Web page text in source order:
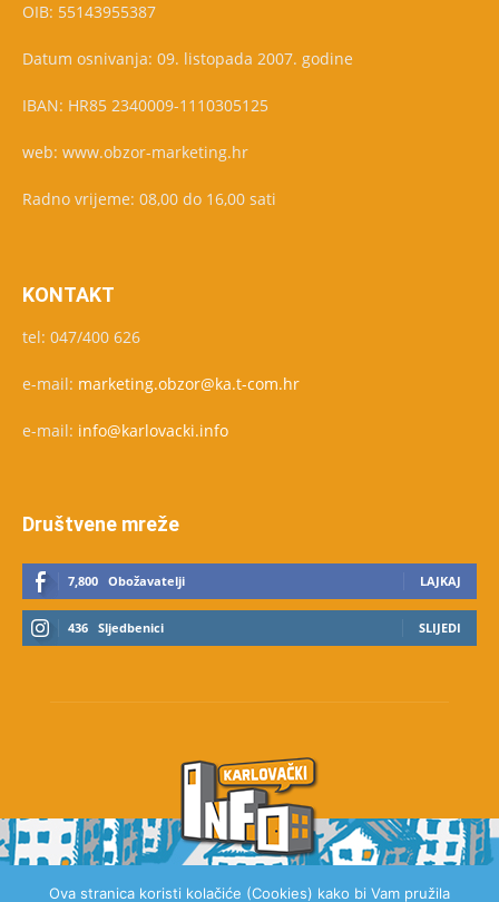
OIB: 55143955387
Datum osnivanja: 09. listopada 2007. godine
IBAN: HR85 2340009-1110305125
web: www.obzor-marketing.hr
Radno vrijeme: 08,00 do 16,00 sati
KONTAKT
tel: 047/400 626
e-mail: marketing.obzor@ka.t-com.hr
e-mail: info@karlovacki.info
Društvene mreže
7,800 Obožavatelji LAJKAJ
436 Sljedbenici SLIJEDI
Ova stranica koristi kolačiće (Cookies) kako bi Vam pružila